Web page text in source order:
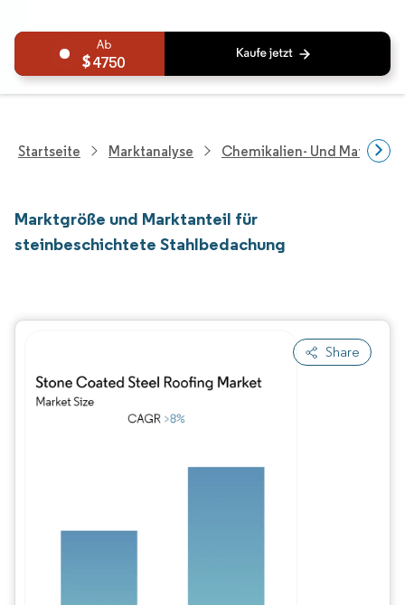
4750
Startseite Marktanalyse Chemikalien- Und
Marktgröße und Marktanteil für
steinbeschichtete Stahlbedachung
Share